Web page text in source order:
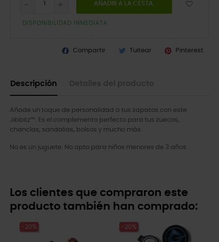
AÑADIR A LA CESTA
DISPONIBILIDAD INMEDIATA
Compartir Tuitear Pinterest
Descripción
Añade un toque de personalidad a tus zapatos con este
Jibbitz™. Es el complemento perfecto para tus zuecos,
chanclas, sandalias, bolsos y mucho más.
No es un juguete. No apto para niños menores de 3 años.
Los clientes que compraron este
producto también han comprado:
-20% -20%